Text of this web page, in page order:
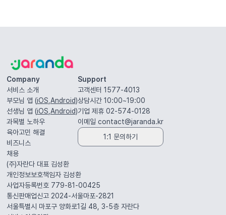
Company
서비스 소개
부모님 앱 (iOS,Android)
선생님 앱 (iOS,Android)
과목별 노하우
육아고민 해결
비즈니스
채용
Support
고객센터 1577-4013
상담시간 10:00~19:00
기업 제휴 02-574-0128
이메일 contact@jaranda.kr
1:1 문의하기
(주)자란다 대표 김성환
개인정보보호책임자 김성환
사업자등록번호 779-81-00425
통신판매업신고 2024-서울마포-2821
서울특별시 마포구 양화로1길 48, 3-5층자란다